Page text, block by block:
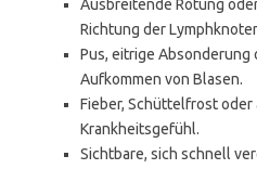
Ausbreitende Rötung
Richtung der
Pus, eitrige
Aufkommen von Blasen.
Fieber, Schüttelfrost oder
Krankheitsgefühl.
Sichtbare, sich schnell